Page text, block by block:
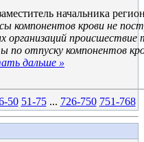
начальника
компонентов крови не
организаций
по отпуску компонентов
дальше »
50 51-75 ... 726-750 751-768